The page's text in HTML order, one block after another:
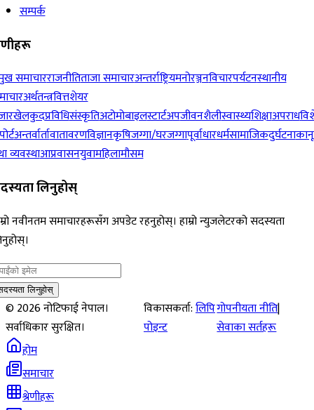
सम्पर्क
समाचारराजनीतिताजा समाचारअन्तर्राष्ट्रियमनोरञ्जनविचारपर्यटनस्थानीय
अर्थतन्त्रवित्तशेयर
खेलकुदप्रविधिसंस्कृतिअटोमोबाइलस्टार्टअपजीवनशैलीस्वास्थ्यशिक्षाअपराध
अन्तर्वार्तावातावरणविज्ञानकृषिजग्गा/घरजग्गापूर्वाधारधर्मसामाजिकदुर्घटना
व्यवस्थाआप्रवासनयुवामहिलामौसम
लिनुहोस्
नवीनतम समाचारहरूसँग अपडेट रहनुहोस्। हाम्रो न्युजलेटरको सदस्यता
लिनुहोस्
©2026नोटिफाई नेपाल।
सर्वाधिकार सुरक्षित।
विकासकर्ता:लिपि
पोइन्ट
गोपनीयता नीति|
सेवाका सर्तहरू
होम
समाचार
श्रेणीहरू